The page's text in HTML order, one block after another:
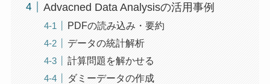
Advacned Data Analysisの活用事例
PDFの読み込み・要約
データの統計解析
計算問題を解かせる
ダミーデータの作成